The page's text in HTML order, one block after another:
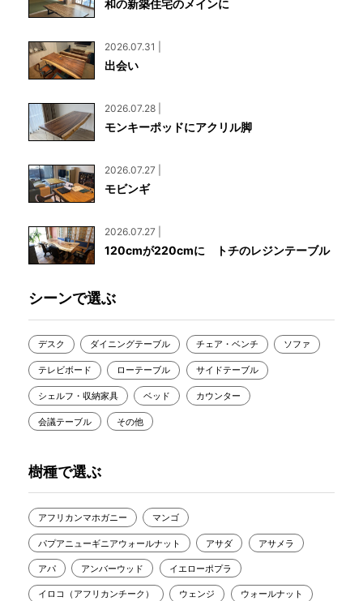
和の新築住宅のメインに
2026.07.31 |
出会い
2026.07.28 |
モンキーポッドにアクリル脚
2026.07.27 |
モビンギ
2026.07.27 |
120cmが220cmに トチのレジンテーブル
シーンで選ぶ
デスク ダイニングテーブル チェア・ベンチ ソファ
テレビボード ローテーブル サイドテーブル
シェルフ・収納家具 ベッド カウンター
会議テーブル その他
樹種で選ぶ
アフリカンマホガニー マンゴ
パプアニューギニアウォールナット アサダ アサメラ
アパ アンバーウッド イエローポプラ
イロコ（アフリカンチーク） ウェンジ ウォールナット